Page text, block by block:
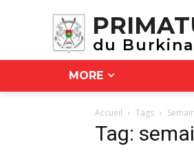
du Burkina
MORE
Accueil Tags
Tag: